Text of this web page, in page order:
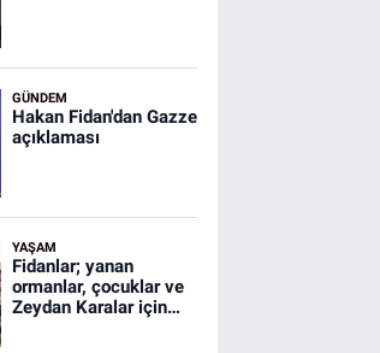
GÜNDEM
Hakan Fidan'dan Gazze
açıklaması
YAŞAM
Fidanlar; yanan
ormanlar, çocuklar ve
Zeydan Karalar için